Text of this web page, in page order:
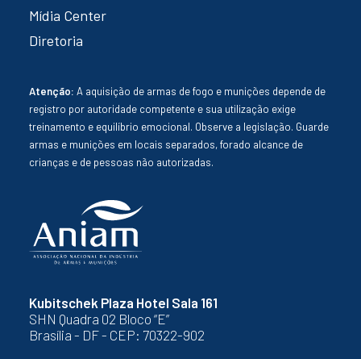
Kubitschek Plaza Hotel Sala 161
SHN Quadra 02 Bloco “E”
Brasília - DF - CEP: 70322-902
Mídia Center
Diretoria
Atenção: A aquisição de armas de fogo e munições depende de
registro por autoridade competente e sua utilização exige
treinamento e equilíbrio emocional. Observe a legislação. Guarde
armas e munições em locais separados, forado alcance de
crianças e de pessoas não autorizadas.